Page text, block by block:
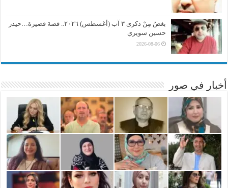
بغضُ مِنْ ذكرى ٣ آب (أغسطس) ٢٠٢٦.. قصة قصيرة…حيدر
حسين سويري
2026-08-06
أخبار في صور